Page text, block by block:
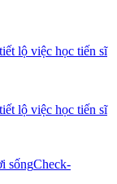
lộ việc học tiến sĩ
lộ việc học tiến sĩ
sốngCheck-